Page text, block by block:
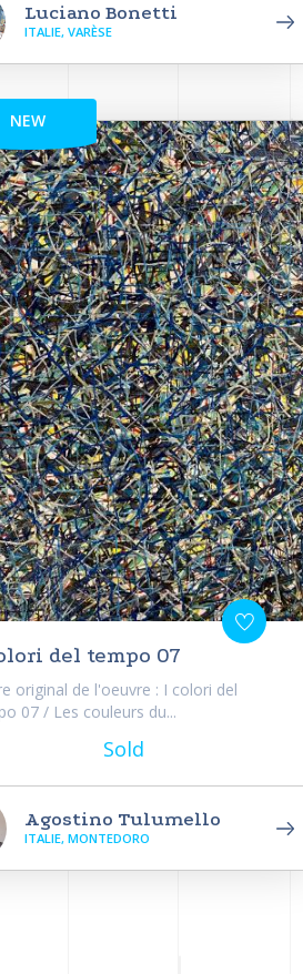
Luciano Bonetti
ITALIE, VARÈSE
NEW
del tempo 07
original de l'oeuvre : I colori del
07 / Les couleurs du...
Sold
Agostino Tulumello
ITALIE, MONTEDORO